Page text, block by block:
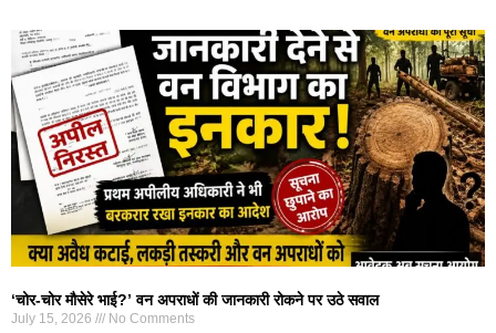
‘चोर-चोर मौसेरे भाई?’ वन अपराधों की जानकारी रोकने पर उठे सवाल
July 15, 2026 No Comments